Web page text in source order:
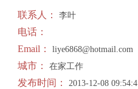
联系人： 李叶
电话：
Email：
liye6868@hotmail.com
城市： 在家工作
发布时间： 2013-12-08